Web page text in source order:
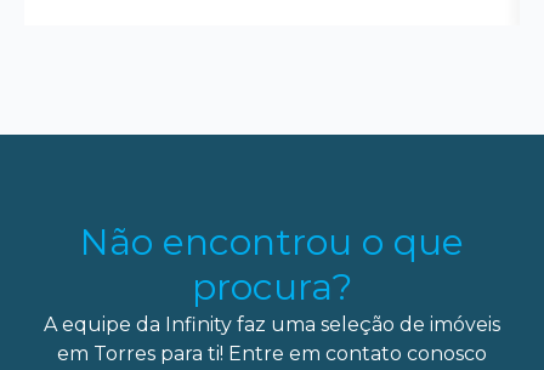
Não encontrou o que
procura?
A equipe da Infinity faz uma seleção de imóveis
em Torres para ti! Entre em contato conosco